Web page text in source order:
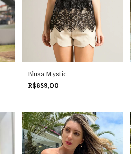
Blusa Mystic
R$689,00